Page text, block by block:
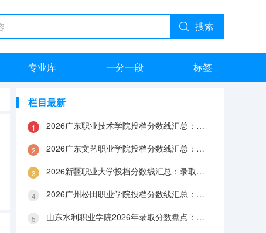
搜索
专业库 一分一段 标签
栏目最新
2026广东职业技术学院投档分数线汇总：录取分数、报到与就业数据
2026广东文艺职业学院投档分数线汇总：录取分数、报到与就业数据
2026新疆职业大学投档分数线汇总：录取分数、报到与就业数据
2026广州松田职业学院投档分数线汇总：录取分数、报到与就业数据
山东水利职业学院2026年录取分数盘点：宿舍、费用、就业与FAQ